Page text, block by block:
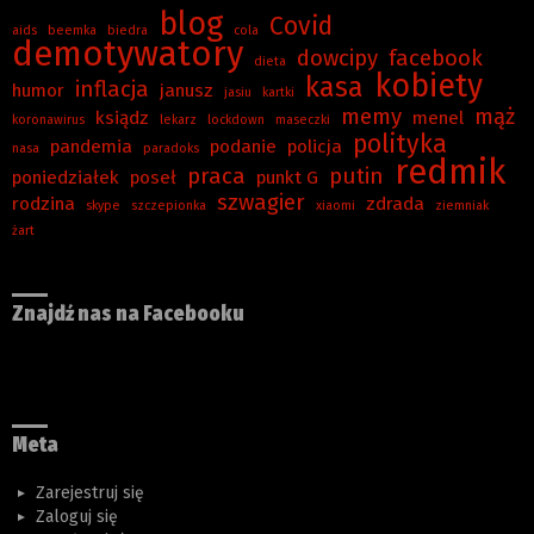
aids beemka biedra blog cola Covid
demotywatory dieta dowcipy facebook
humor inflacja janusz jasiu kartki kasa kobiety
koronawirus ksiądz lekarz lockdown maseczki memy menel mąż
nasa pandemia paradoks podanie policja polityka
poniedziałek poseł praca punkt G putin redmik
rodzina skype szczepionka szwagier xiaomi zdrada
ziemniak
żart
Znajdź nas na Facebooku
Meta
Zarejestruj się
Zaloguj się